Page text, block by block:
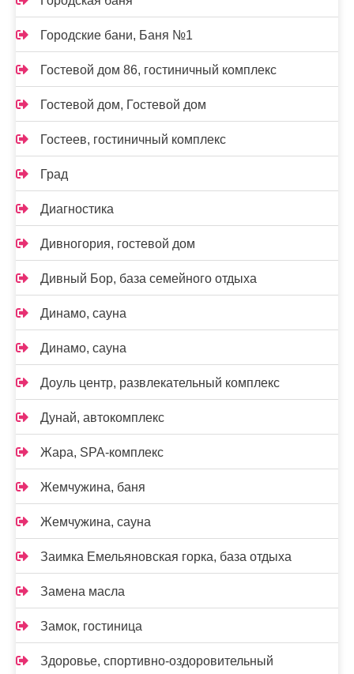
Городские бани, Баня №1
Гостевой дом 86, гостиничный комплекс
Гостевой дом, Гостевой дом
Гостеев, гостиничный комплекс
Град
Диагностика
Дивногория, гостевой дом
Дивный Бор, база семейного отдыха
Динамо, сауна
Динамо, сауна
Доуль центр, развлекательный комплекс
Дунай, автокомплекс
Жара, SPA-комплекс
Жемчужина, баня
Жемчужина, сауна
Заимка Емельяновская горка, база отдыха
Замена масла
Замок, гостиница
Здоровье, спортивно-оздоровительный